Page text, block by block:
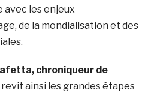
avec les enjeux
de la mondialisation et des
chroniqueur de
ainsi les grandes étapes